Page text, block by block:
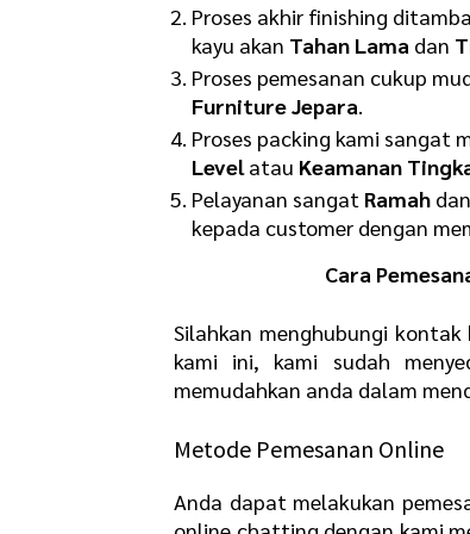
Proses akhir finishing
kayu akan Tahan Lama dan
Proses pemesanan cukup
Furniture Jepara.
Proses packing kami sangat
Levelatau Keamanan
Pelayanan sangat Ramah dan
kepada customer dengan
Cara
Silahkan menghubungi
kami ini, kami sudah
memudahkan anda dalam
Metode Pemesanan Online
Anda dapat melakukan